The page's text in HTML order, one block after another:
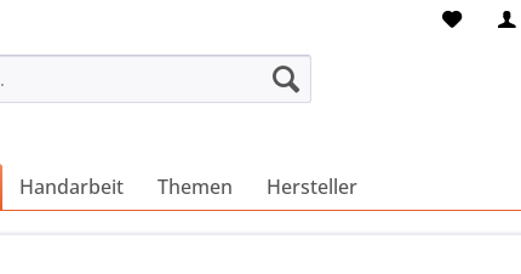
Handarbeit Themen Hersteller